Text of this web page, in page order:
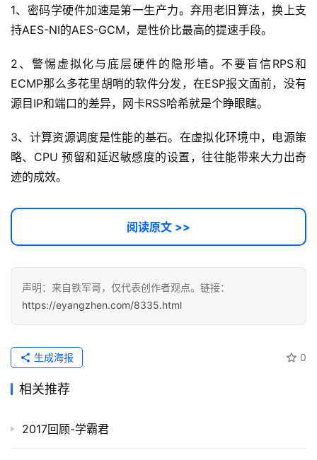
1、密码学硬件加速是第一生产力。弃用老旧算法，换上支
持AES-NI的AES-GCM，是性价比最高的提速手段。
2、警惕虚拟化与底层硬件的隐形墙。不要盲信RPS和
ECMP那么多花里胡哨的软件分发，在ESP报文面前，没有
源目IP和端口的差异，网卡RSS哈希就是个睁眼瞎。
3、计算资源调度是性能的基石。在虚拟化环境中，电源策
略、CPU 预留和延迟敏感度的设置，往往能带来大力出奇
迹的成效。
阅读原文 >>
声明：来自铁军哥，仅代表创作者观点。链接：
https://eyangzhen.com/8335.html
0
生成海报
相关推荐
2017回顾-学霸君